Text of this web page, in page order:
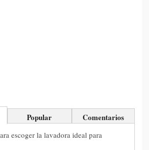
Popular Comentarios
escoger la lavadora ideal para